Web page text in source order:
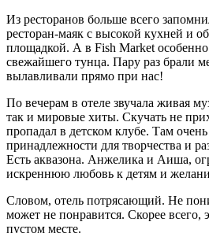
Из ресторанов больше всего
ресторан-маяк с высокой кухней и
площадкой. А в Fish Market
свежайшего тунца. Пару раз брали
вылавливали прямо при нас!
По вечерам в отеле звучала живая
так и мировые хиты. Скучать не
пропадал в детском клубе. Там
принадлежности для творчества и
Есть аквазона. Анжелика и Аиша,
искреннюю любовь к детям и
Словом, отель потрясающий. Не
может не понравится. Скорее всего,
пустом месте.